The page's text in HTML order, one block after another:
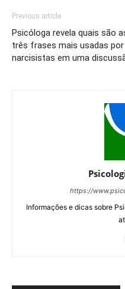
Previous article
Psicóloga revela quais são
três frases mais usadas por
narcisistas em uma
https://
Informações e dicas sobre